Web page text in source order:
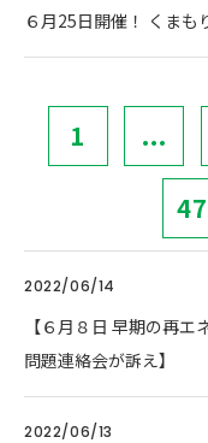
６月25日開催！ くま
1 ...
47
2022/06/14
【６月８日 早期の再
問題連絡会が訴え】
2022/06/13